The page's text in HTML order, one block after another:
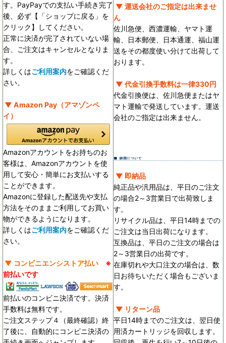
す。PayPayでの支払い手続き完了
後、必ず【「ショップに戻る」を
クリック】してください。
正常に決済が完了されていない場
合、ご注文はキャンセルとなりま
す。
詳しくはご利用案内をご確認くだ
さい。
▼ Amazon Pay（アマゾンペ
イ）
Amazonアカウントをお持ちのお
客様は、Amazonアカウントを使
用して安心・簡単にお支払いする
ことができます。
Amazonに登録した配送先や支払
方法をそのままご利用してお買い
物ができるようになります。
詳しくはご利用案内をご確認くだ
さい。
▼ コンビニエンシストア払い ※
前払いです
前払いのコンビニ決済です。決済
手数料は無料です。
ご注文ステップ４（最終確認）終
了後に、自動的にコンビニ決済の
▼ 運送会社のご指定は出来ませ
ん
佐川急便、西濃運輸、ヤマト運
輸、日本郵便、日本通運、福山運
送をその都度使い分けて出荷して
おります。
▼ 代金引換手数料は一律330円
代金引換便は、佐川急便またはヤ
マト運輸で発送しています。運送
会社のご指定は出来ません。
▼ 即納品
純正品や汎用品は、平日のご注文
の場合2～3営業日で出荷致しま
す。
リサイクル品は、平日14時までの
ご注文は当日出荷になります。
互換品は、平日のご注文の場合は
2～3営業日の出荷です。
在庫切れや大口注文の場合は、数
日お待ちいただく場合もございま
す。
▼ リターン品
平日14時までのご注文は、翌日使
用済カートリッジを回収します。